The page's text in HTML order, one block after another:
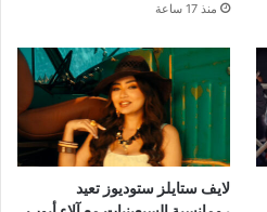
منذ 17 ساعة
لايف ستايلز ستوديوز تعيد